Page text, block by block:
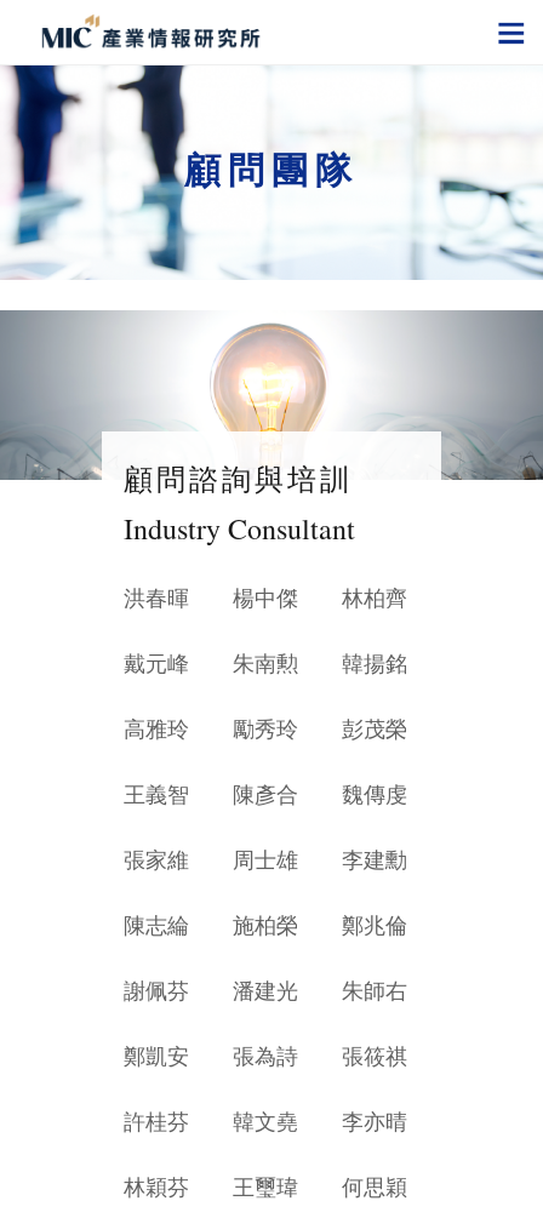
顧問團隊
顧問諮詢與培訓
Industry Consultant
洪春暉 楊中傑 林柏齊
戴元峰 朱南勲 韓揚銘
高雅玲 勵秀玲 彭茂榮
王義智 陳彥合 魏傳虔
張家維 周士雄 李建勳
陳志綸 施柏榮 鄭兆倫
謝佩芬 潘建光 朱師右
鄭凱安 張為詩 張筱祺
許桂芬 韓文堯 李亦晴
林穎芬 王璽瑋 何思穎